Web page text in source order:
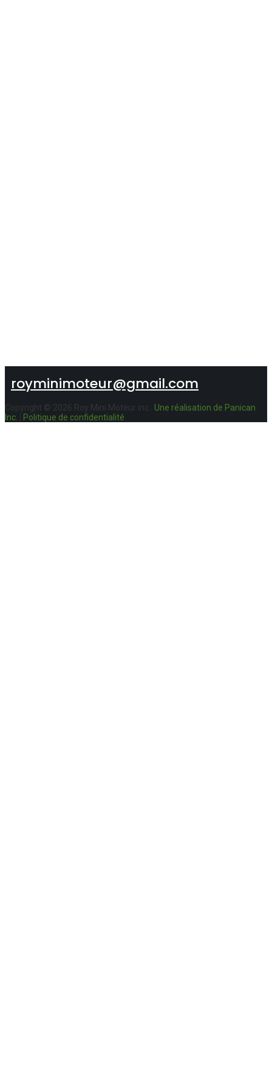
royminimoteur@gmail.com
Copyright © 2026 Roy Mini Moteur inc.. Une réalisation de Panican
Inc.
Politique de confidentialité